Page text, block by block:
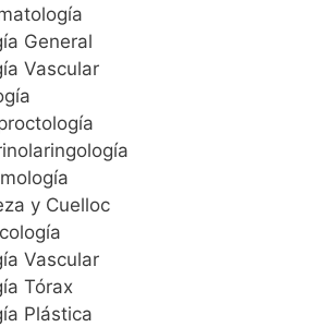
General
Vascular
y Cuelloc
Vascular
Tórax
Plástica